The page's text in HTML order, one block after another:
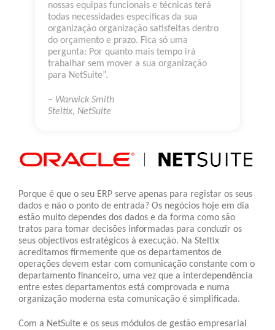
nossas equipas funcionais e técnicas terá
todas necessidades especificas da sua
organização organização satisfeitas dentro
do orçamento e prazo. Fica só uma
pergunta: Por quanto mais tempo irá
trabalhar sem mover a sua organização
para NetSuite”.
– Warwick Smith
Steltix, NetSuite
Porque é que o seu ERP serve apenas para registar os seus
dados e não o ponto de entrada? Os negócios hoje em dia
estão muito dependes dos dados e da forma como são
tratos para tomar decisões informadas para conduzir os
seus objectivos estratégicos à execução. Na Steltix
acreditamos firmemente que os departamentos de
operações devem estar com comunicação constante com o
departamento financeiro, uma vez que a interdependência
entre estes departamentos está comprovada e numa
organização moderna esta comunicação é simplificada.
Com a NetSuite e os seus módulos de gestão empresarial